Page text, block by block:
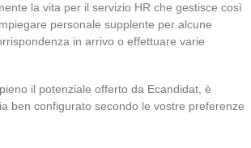
la vita per il servizio HR che gestisce così
personale supplente per alcune
in arrivo o effettuare varie
il potenziale offerto da Ecandidat, è
ben configurato secondo le vostre preferenze